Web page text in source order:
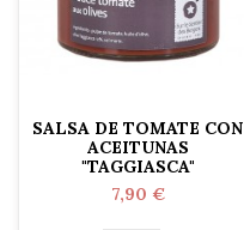
SALSA DE TOMATE CON
ACEITUNAS
"TAGGIASCA"
7,90 €